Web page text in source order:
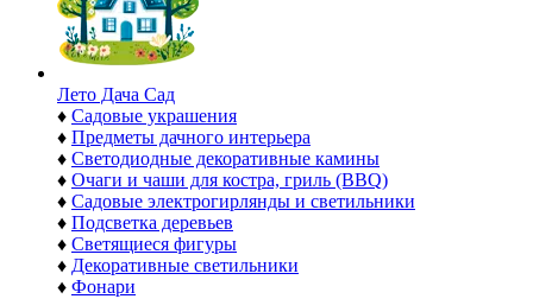
Лето Дача Сад
♦ Садовые украшения
♦ Предметы дачного интерьера
♦ Светодиодные декоративные камины
♦ Очаги и чаши для костра, гриль (BBQ)
♦ Садовые электрогирлянды и светильники
♦ Подсветка деревьев
♦ Светящиеся фигуры
♦ Декоративные светильники
♦ Фонари